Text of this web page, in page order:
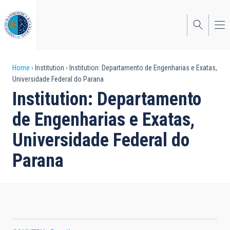
to
main
content
Breadcrumb
Home Institution
Institution: Departamento de Engenharias e Exatas,
Universidade Federal do Parana
Institution: Departamento
de Engenharias e Exatas,
Universidade Federal do
Parana